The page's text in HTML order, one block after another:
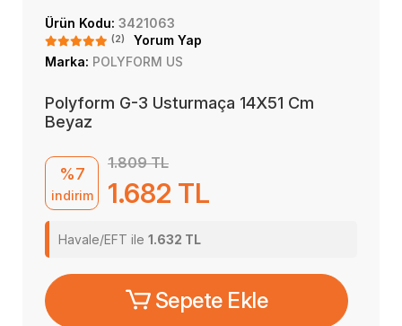
Ürün Kodu: 3421063
(2)
Yorum Yap
Marka: POLYFORM US
Polyform G-3 Usturmaça 14X51 Cm
Beyaz
%7
indirim
1.809 TL
1.682 TL
Havale/EFT ile 1.632 TL
Sepete Ekle